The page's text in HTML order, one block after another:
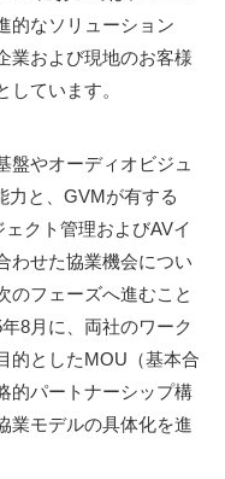
的なソリューション
業および現地のお客様
ています。
盤やオーディオビジュ
力と、GVMが有する
クト管理およびAVイ
わせた協業機会につい
のフェーズへ進むこと
8月に、両社のワーク
的としたMOU（基本合
的パートナーシップ構
業モデルの具体化を進